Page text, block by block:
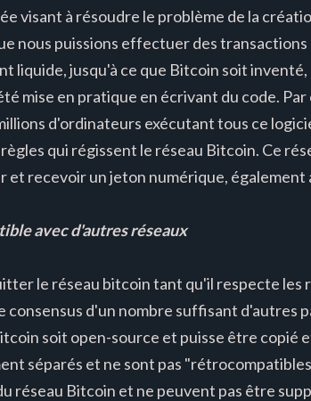
visant à résoudre le problème de la
nous puissions effectuer des transactions
liquide, jusqu'à ce que Bitcoin soit inventé,
mise en pratique en écrivant du code.
d'ordinateurs exécutant tous ce
qui régissent le réseau Bitcoin. Ce
et recevoir un jeton numérique, également
avec d'autres réseaux
le réseau bitcoin tant qu'il respecte les
consensus d'un nombre suffisant d'autres
soit open-source et puisse être copié
séparés et ne sont pas
réseau Bitcoin et ne peuvent pas être